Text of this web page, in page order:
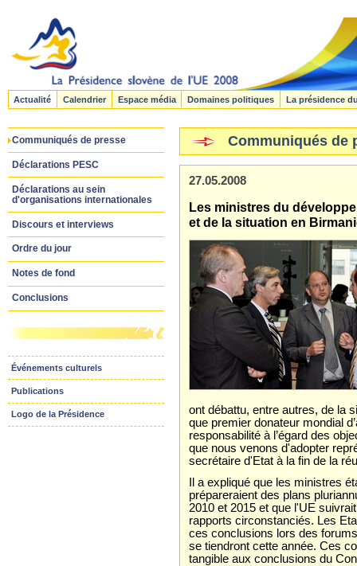
Actualité Calendrier Espace média Domaines politiques La présidence
Communiqués de presse
Déclarations PESC
Déclarations au sein
d'organisations internationales
Discours et interviews
Ordre du jour
Notes de fond
Conclusions
Événements culturels
Publications
Logo de la Présidence
Communiqués de
27.05.2008
Les ministres du
et de la situation en
ont débattu, entre autres, de la
que premier donateur mondial
responsabilité à l’égard des
que nous venons d'adopter
secrétaire d'Etat à la fin de la
Il a expliqué que les ministres
prépareraient des plans
2010 et 2015 et que l'UE
rapports circonstanciés. Les
ces conclusions lors des
se tiendront cette année. Ces
tangible aux conclusions du